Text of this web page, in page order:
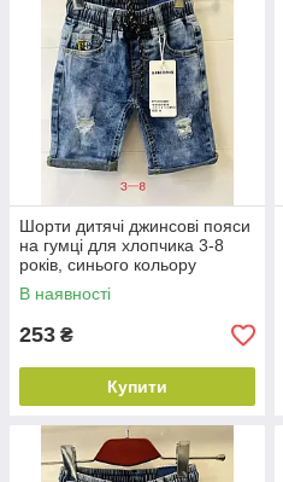
Шорти дитячі джинсові пояси
на гумці для хлопчика 3-8
років, синього кольору
В наявності
253 ₴
Купити